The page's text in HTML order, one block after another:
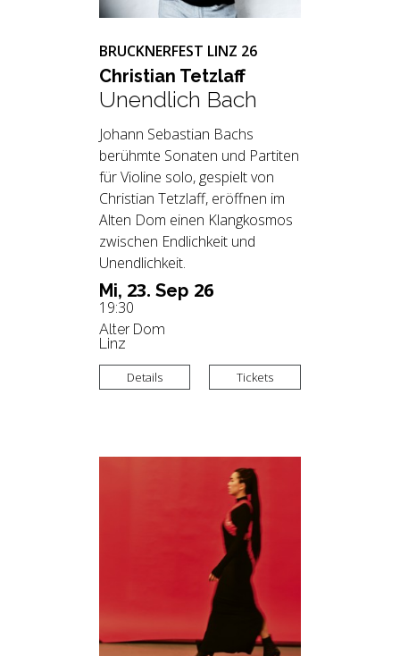
Mi, 23. Sep 26
19:30
Alter Dom
Linz
BRUCKNERFEST LINZ 26
Chris­ti­an Tetzlaff
Unendlich Bach
Johann Sebastian Bachs
berühmte Sonaten und Partiten
für Violine solo, gespielt von
Christian Tetzlaff, eröffnen im
Alten Dom einen Klangkosmos
zwischen Endlichkeit und
Unendlichkeit.
Details Tickets